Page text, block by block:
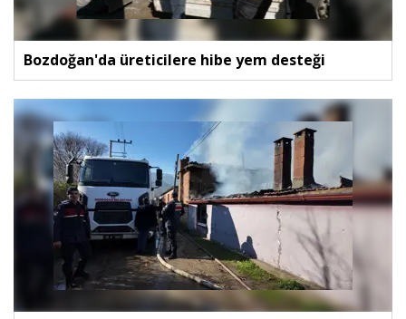
Bozdoğan'da üreticilere hibe yem desteği